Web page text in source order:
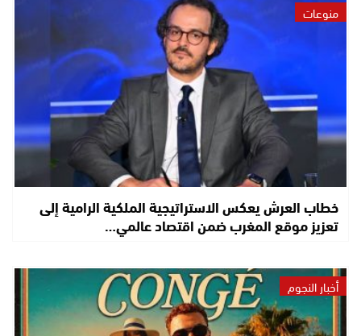
منوعات
خطاب العرش يعكس الاستراتيجية الملكية الرامية إلى
تعزيز موقع المغرب ضمن اقتصاد عالمي…
أخبار النجوم